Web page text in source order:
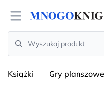
Open menu
Search
Książki Gry planszowe